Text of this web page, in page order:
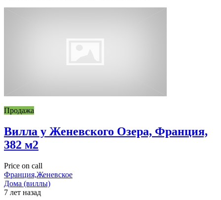
Продажа
Вилла у Женевского Озера, Франция,
382 м2
Price on call
Франция,Женевское
Дома (виллы)
7 лет назад